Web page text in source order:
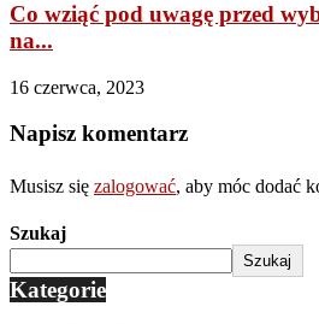
Co wziąć pod uwagę przed
na...
16 czerwca, 2023
Napisz komentarz
Musisz się zalogować, aby móc dodać
Szukaj
Szukaj
Kategorie